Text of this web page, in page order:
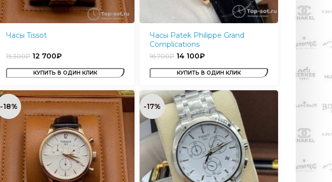
Часы Tissot
15 300₽ 12 700₽
КУПИТЬ В ОДИН КЛИК
Часы Patek Philippe Grand
Complications
16 700₽ 14 100₽
КУПИТЬ В ОДИН КЛИК
-18% -17%